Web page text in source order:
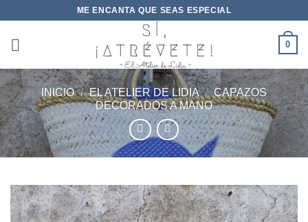
contenido
ME ENCANTA QUE SEAS ESPECIAL
0
INICIO / EL ATELIER DE LIDIA / CAPAZOS
DECORADOS A MANO